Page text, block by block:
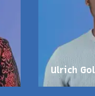
Ulrich